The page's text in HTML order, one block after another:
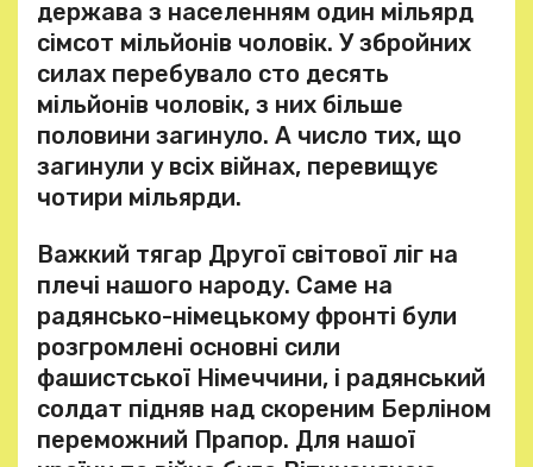
держава з населенням один мільярд
сімсот мільйонів чоловік. У збройних
силах перебувало сто десять
мільйонів чоловік, з них більше
половини загинуло. А число тих, що
загинули у всіх війнах, перевищує
чотири мільярди.
Важкий тягар Другої світової ліг на
плечі нашого народу. Саме на
радянсько-німецькому фронті були
розгромлені основні сили
фашистської Німеччини, і радянський
солдат підняв над скореним Берліном
переможний Прапор. Для нашої